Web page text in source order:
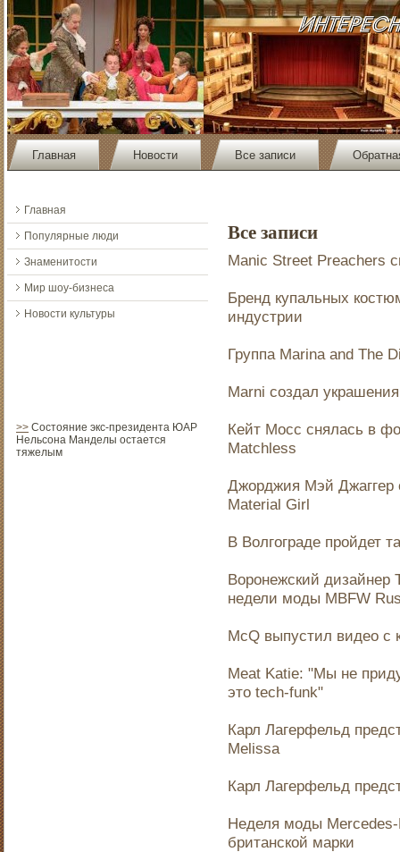
Главная Новости Все записи
Главная
Популярные люди
Знаменитости
Мир шоу-бизнеса
Новости культуры
>> Состояние экс-президента ЮАР
Нельсона Манделы остается
тяжелым
Все записи
Manic Street Preachers
Бренд купальных
индустрии
Группа Marina and The
Marni создал
Кейт Мосс снялась в
Matchless
Джорджия Мэй Джаггер
Material Girl
В Волгограде пройдет
Воронежский дизайнер
недели моды MBFW
McQ выпустил видео с
Meat Katie: "Мы не
это tech-funk"
Карл Лагерфельд
Melissa
Карл Лагерфельд
Неделя моды
британской марки